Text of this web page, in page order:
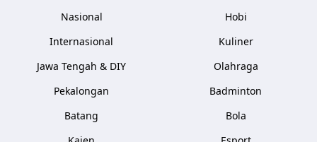
Nasional
Internasional
Jawa Tengah & DIY
Pekalongan
Batang
Hobi
Kuliner
Olahraga
Badminton
Bola